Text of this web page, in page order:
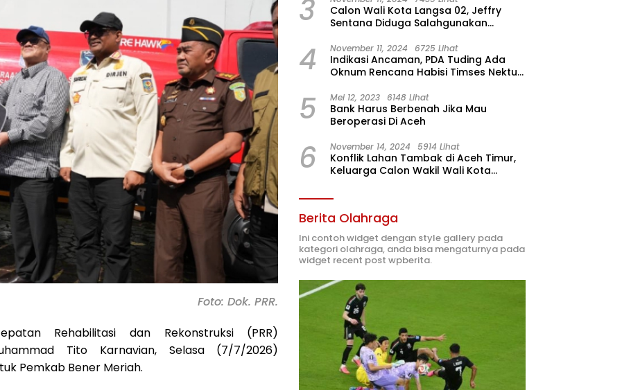
Foto: Dok. PRR.
Rehabilitasi dan Rekonstruksi (PRR)
Tito Karnavian, Selasa (7/7/2026)
Pemkab Bener Meriah.
3
Calon Wali Kota Langsa 02, Jeffry
Sentana Diduga Salahgunakan
4 November 11, 2024 6725 Lihat
Indikasi Ancaman, PDA Tuding Ada
Oknum Rencana Habisi Timses Nektu-
5 Mei 12, 2023 6148 Lihat
Bank Harus Berbenah Jika Mau
Beroperasi Di Aceh
6 November 14, 2024 5914 Lihat
Konflik Lahan Tambak di Aceh Timur,
Keluarga Calon Wakil Wali Kota
Berita Olahraga
Ini contoh widget dengan style gallery pada
kategori olahraga, anda bisa mengaturnya pada
widget recent post wpberita.